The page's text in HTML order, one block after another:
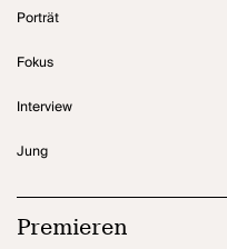
Porträt
Fokus
Interview
Jung
Premieren